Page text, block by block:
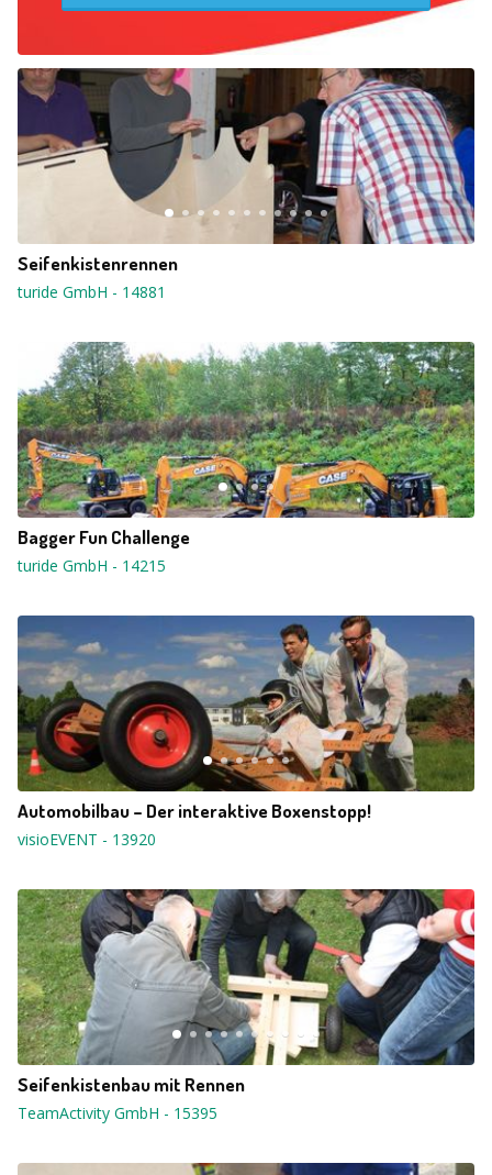
Seifenkistenrennen
turide GmbH - 14881
Bagger Fun Challenge
turide GmbH - 14215
Automobilbau – Der interaktive Boxenstopp!
visioEVENT - 13920
Seifenkistenbau mit Rennen
TeamActivity GmbH - 15395